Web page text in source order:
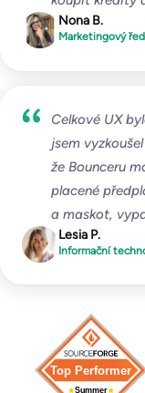
Vše z řady Pro a
Víceorganizační
Nona B.
Marketingový
Celkové UX
jsem
že Bounceru
placené
a maskot,
Lesia P.
Informační